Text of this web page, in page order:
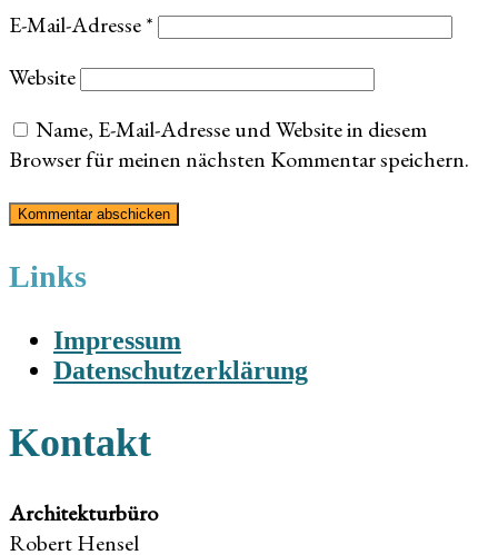
E-Mail-Adresse*
Website
Name, E-Mail-Adresse und Website in diesem
Browser für meinen nächsten Kommentar speichern.
Links
Impressum
Datenschutzerklärung
Kontakt
Architekturbüro
Robert Hensel